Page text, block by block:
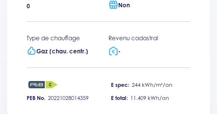
0
Non
Type de chauffage
Gaz (chau. centr.)
Revenu cadastral
-
E spec: 244 kWh/m²/an
PEB No. 20221028014359 E total: 11.409 kWh/an